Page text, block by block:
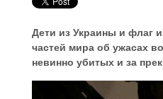
Дети из Украины и флаг
частей мира об ужасах
невинно убитых и за